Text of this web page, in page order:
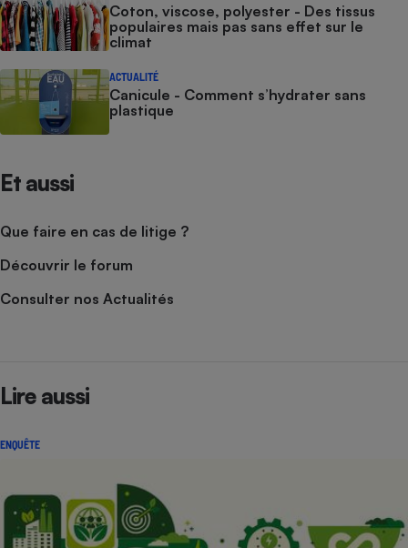
Coton, viscose, polyester - Des tissus
populaires mais pas sans effet sur le
climat
ACTUALITÉ
Canicule - Comment s’hydrater sans
plastique
Et aussi
Que faire en cas de litige ?
Découvrir le forum
Consulter nos Actualités
Lire aussi
ENQUÊTE